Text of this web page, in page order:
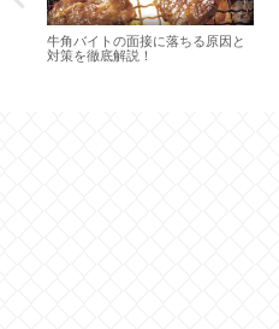
牛角バイトの面接に落ちる原因と
対策を徹底解説！